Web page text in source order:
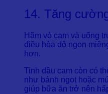
14. Tăng
Hãm vỏ cam và uống
điều hòa độ ngon
hơn.
Tinh dầu cam còn có
như bánh ngọt hoặc
giúp bữa ăn trở nên